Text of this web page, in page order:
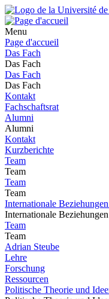
Menu
Page d'accueil
Das Fach
Das Fach
Das Fach
Das Fach
Kontakt
Fachschaftsrat
Alumni
Alumni
Kontakt
Kurzberichte
Team
Team
Team
Team
Internationale
Internationale
Team
Team
Adrian Steube
Lehre
Forschung
Ressourcen
Politische Theorie und